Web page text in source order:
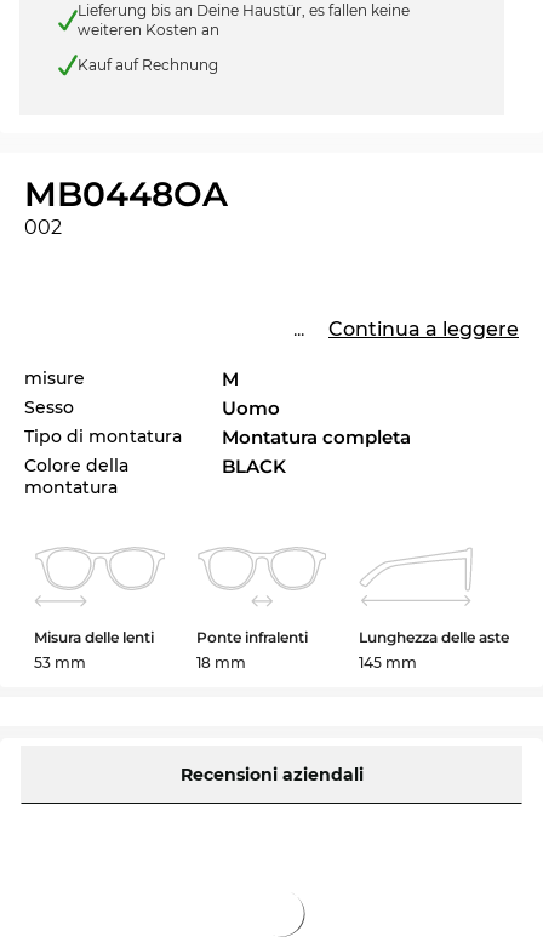
Lieferung bis an Deine Haustür, es fallen keine
weiteren Kosten an
Kauf auf Rechnung
MB0448OA
002
... Continua a leggere
misure M
Sesso Uomo
Tipo di montatura Montatura completa
Colore della
montatura
BLACK
Misura delle lenti
53 mm
Ponte infralenti
18 mm
Lunghezza delle aste
145 mm
Recensioni aziendali